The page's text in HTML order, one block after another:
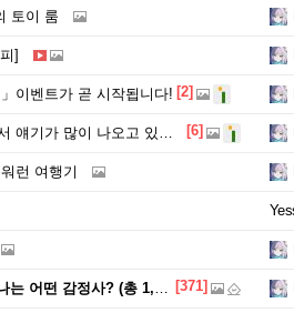
토이 룸
]
이벤트가 곧 시작됩니다! [2]
기가 많이 나오고 있네요 [6]
런 여행기
감정사? (총 1,000이니 지급) [371]